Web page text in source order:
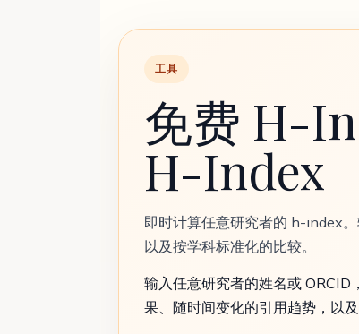
工具
免费 H-
H-Index
即时计算任意研究者的 h-index
以及按学科标准化的比较。
输入任意研究者的姓名或
果、随时间变化的引用趋势，以